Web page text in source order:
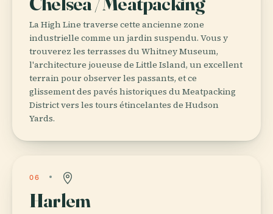
La High Line traverse cette ancienne zone
industrielle comme un jardin suspendu. Vous y
trouverez les terrasses du Whitney Museum,
l'architecture joueuse de Little Island, un excellent
terrain pour observer les passants, et ce
glissement des pavés historiques du Meatpacking
District vers les tours étincelantes de Hudson
Yards.
06
Harlem